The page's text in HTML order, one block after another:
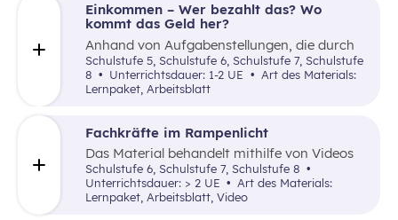
Einkommen – Wer bezahlt das? Wo
kommt das Geld her?
Anhand von Aufgabenstellungen, die durch
kurze Texte und Videolinks unterstützt
werden, informiert das Material über
Einkommen, Steuern (Lohnsteuer brutto
netto), Sozialversicherung sowie die
Schulstufe 5, Schulstufe 6, Schulstufe 7, Schulstufe
8
Unterrichtsdauer: 1-2 UE
Lernpaket, Arbeitsblatt
Fachkräfte im Rampenlicht
Das Material behandelt mithilfe von Videos
und Aufgabenstellungen den
Fachkräftemangel in Österreich sowie die
damit verbundenen Herausforderungen und
mögliche Lösungsansätze am Arbeitsmarkt.
Schulstufe 6, Schulstufe 7, Schulstufe 8
Unterrichtsdauer: > 2 UE
Lernpaket, Arbeitsblatt, Video